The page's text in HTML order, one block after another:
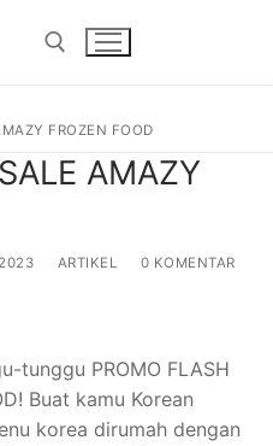
Cari:
FROZEN FOOD
AMAZY
ARTIKEL 0 KOMENTAR
tunggu PROMO FLASH
Buat kamu Korean
korea dirumah dengan